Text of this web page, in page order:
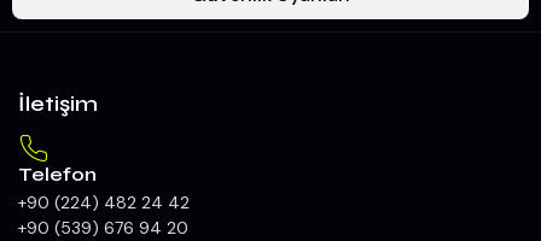
İletişim
Telefon
+90 (224) 482 24 42
+90 (539) 676 94 20